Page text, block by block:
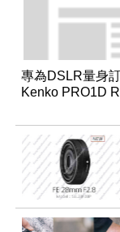
專為DSLR量身
Kenko PRO1D